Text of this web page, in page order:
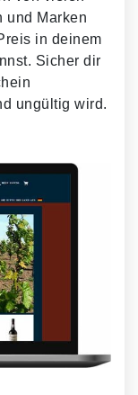
und Marken
in deinem
Sicher dir
ungültig wird.